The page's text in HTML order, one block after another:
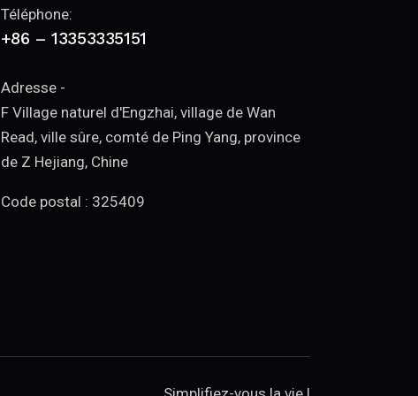
Téléphone:
+86 – 13353335151
Adresse -
F Village naturel d'Engzhai, village de Wan
Read, ville sûre, comté de Ping Yang, province
de Z Hejiang, Chine
Code postal : 325409